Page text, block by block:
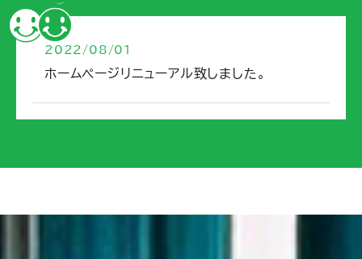
2022/08/01
ホームページリニューアル致しました。